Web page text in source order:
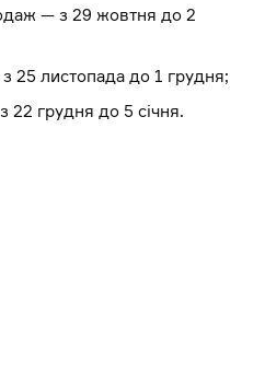
— з 29 жовтня до 2
25 листопада до 1 грудня;
грудня до 5 січня.